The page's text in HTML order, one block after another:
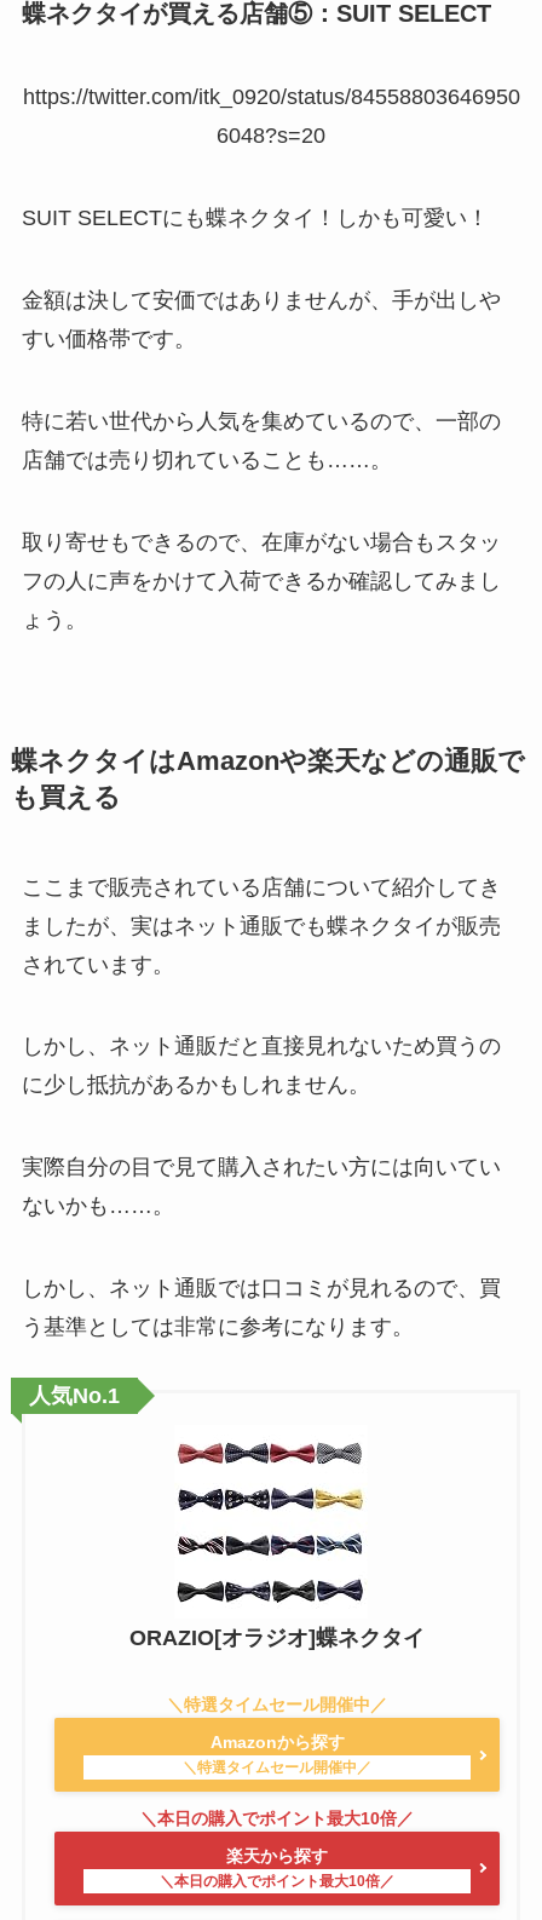
蝶ネクタイが買える店舗⑤：SUIT SELECT
https://twitter.com/itk_0920/status/84558803646950
6048?s=20
SUIT SELECTにも蝶ネクタイ！しかも可愛い！
金額は決して安価ではありませんが、手が出しや
すい価格帯です。
特に若い世代から人気を集めているので、一部の
店舗では売り切れていることも……。
取り寄せもできるので、在庫がない場合もスタッ
フの人に声をかけて入荷できるか確認してみまし
ょう。
蝶ネクタイはAmazonや楽天などの通販で
も買える
ここまで販売されている店舗について紹介してき
ましたが、実はネット通販でも蝶ネクタイが販売
されています。
しかし、ネット通販だと直接見れないため買うの
に少し抵抗があるかもしれません。
実際自分の目で見て購入されたい方には向いてい
ないかも……。
しかし、ネット通販では口コミが見れるので、買
う基準としては非常に参考になります。
ORAZIO[オラジオ]蝶ネクタイ
Amazonから探す
楽天から探す
人気No.1